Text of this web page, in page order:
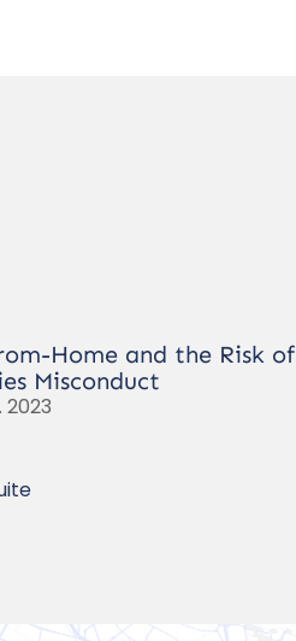
Home and the Risk of
Misconduct
2023